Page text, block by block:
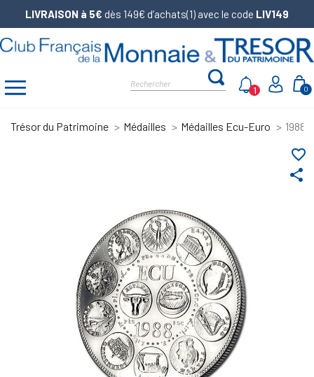
LIVRAISON à 5€ dès 149€ d’achats(1) avec le code LIV149
0
1
Trésor du Patrimoine Médailles Médailles Ecu-Euro 1988
share
favorite_border